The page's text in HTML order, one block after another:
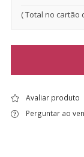
Avaliar produto
Perguntar ao